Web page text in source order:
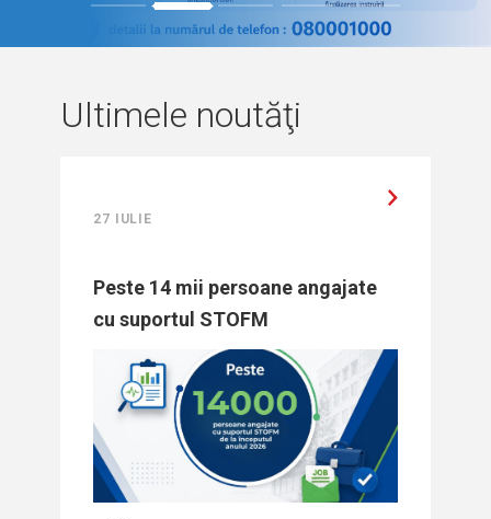
1 2 3 4 5
Ultimele noutăţi
27 IULIE
Peste 14 mii persoane angajate
cu suportul STOFM